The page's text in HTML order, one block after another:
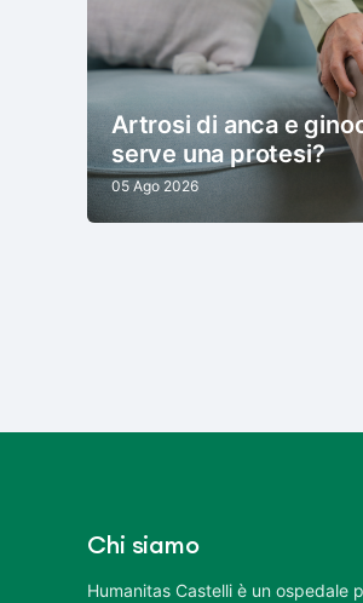
Artrosi di anca e
serve una protesi?
05 Ago 2026
Chi siamo
Humanitas Castelli è un ospedale